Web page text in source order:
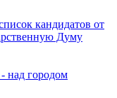
кандидатов от
Думу
над городом